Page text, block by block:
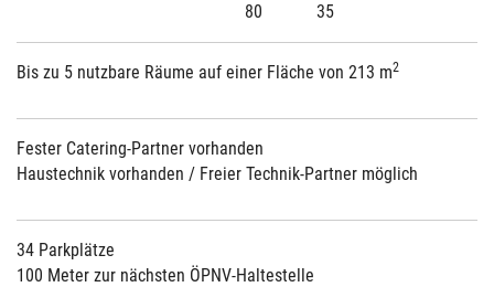
80
35
Bis zu 5 nutzbare Räume auf einer Fläche von 213 m2
Fester Catering-Partner vorhanden
Haustechnik vorhanden / Freier Technik-Partner möglich
34 Parkplätze
100 Meter zur nächsten ÖPNV-Haltestelle